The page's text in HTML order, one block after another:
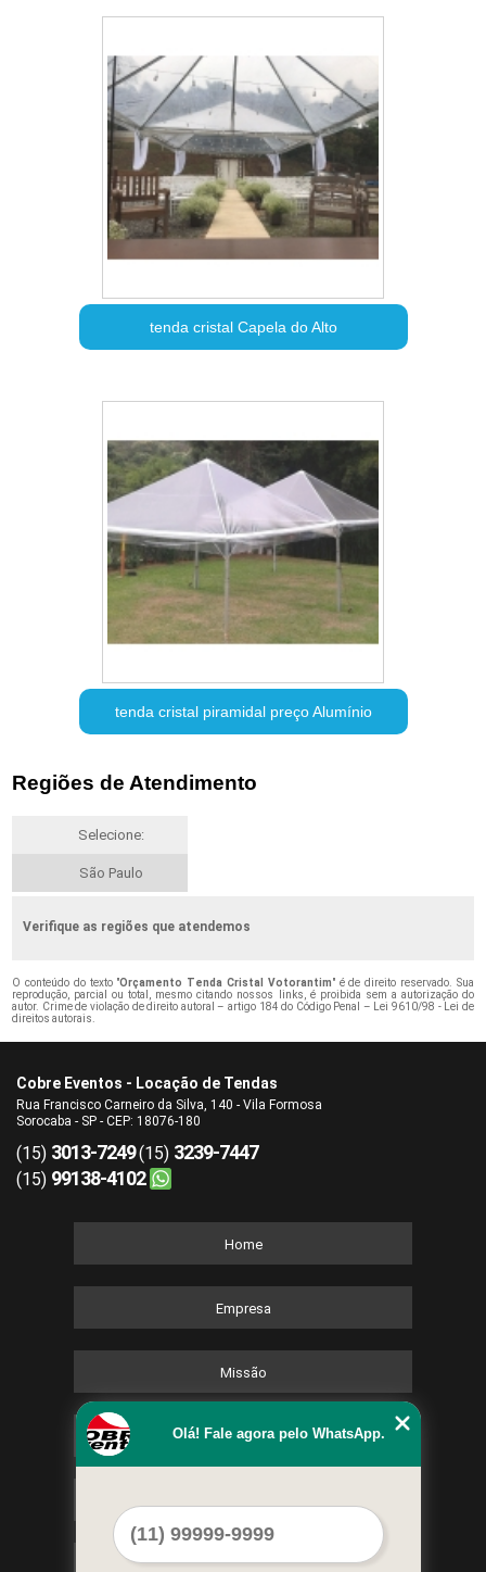
tenda cristal Capela do Alto
tenda cristal piramidal preço Alumínio
Regiões de Atendimento
Selecione:
São Paulo
Verifique as regiões que atendemos
O conteúdo do texto "Orçamento Tenda Cristal Votorantim" é de direito reservado. Sua
reprodução, parcial ou total, mesmo citando nossos links, é proibida sem a autorização do
autor. Crime de violação de direito autoral – artigo 184 do Código Penal – Lei 9610/98 - Lei de
direitos autorais.
Cobre Eventos - Locação de Tendas
Rua Francisco Carneiro da Silva, 140 - Vila Formosa
Sorocaba - SP - CEP: 18076-180
(15) 3013-7249(15) 3239-7447
(15) 99138-4102
Home
Empresa
Missão
Serviços
Mapa do site
Olá! Fale agora pelo WhatsApp.